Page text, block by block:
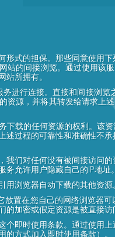
形式的担保。那些同意使用
站的间接浏览。通过使用该
所拥有。
进行连接。直接和间接浏
资源，并将其转发给请求上
下载的任何资源的权利。该
述过程的可靠性和准确性不
我们对任何没有被间接访问
务允许用户隐藏自己的IP地
用浏览器自动下载的其他资
放置在您自己的网络浏览器
的加密或假定资源是被直接
个即时使用条款。通过使用
方式加入即时使用条款）。